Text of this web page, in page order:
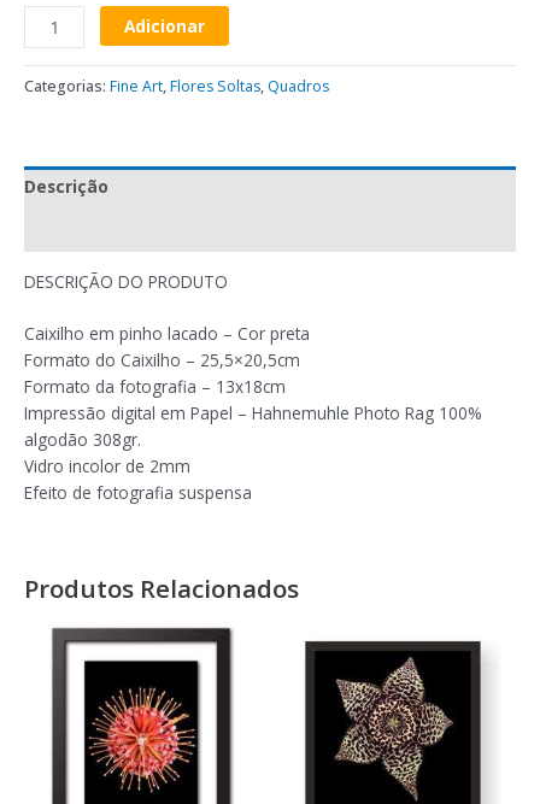
Adicionar
Categorias: Fine Art,Flores Soltas, Quadros
Descrição
DESCRIÇÃO DO PRODUTO
Caixilho em pinho lacado – Cor preta
Formato do Caixilho – 25,5×20,5cm
Formato da fotografia – 13x18cm
Impressão digital em Papel – Hahnemuhle Photo Rag 100%
algodão 308gr.
Vidro incolor de 2mm
Efeito de fotografia suspensa
Produtos Relacionados